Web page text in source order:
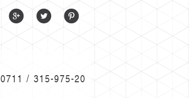
0711 / 315-975-20